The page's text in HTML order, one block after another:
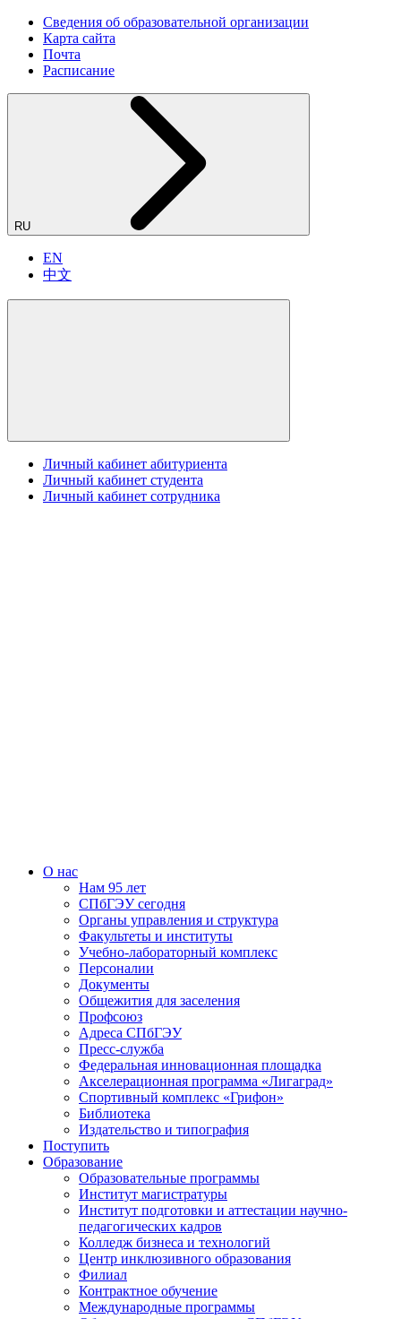
Сведения об образовательной организации
Карта сайта
Почта
Расписание
RU
EN
中文
Личный кабинет абитуриента
Личный кабинет студента
Личный кабинет сотрудника
О нас
Нам 95 лет
СПбГЭУ сегодня
Органы управления и структура
Факультеты и институты
Учебно-лабораторный комплекс
Персоналии
Документы
Общежития для заселения
Профсоюз
Адреса СПбГЭУ
Пресс-служба
Федеральная инновационная площадка
Акселерационная программа «Лигаград»­­
Спортивный комплекс «Грифон»
Библиотека
Издательство и типография
Поступить
Образование
Образовательные программы
Институт магистратуры
Институт подготовки и аттестации научно-
педагогических кадров
Колледж бизнеса и технологий
Центр инклюзивного образования
Филиал
Контрактное обучение
Международные программы